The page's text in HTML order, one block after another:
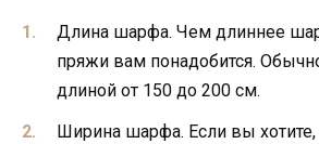
Длина шарфа. Чем длиннее
пряжи вам понадобится.
длиной от 150 до 200 см.
Ширина шарфа. Если вы